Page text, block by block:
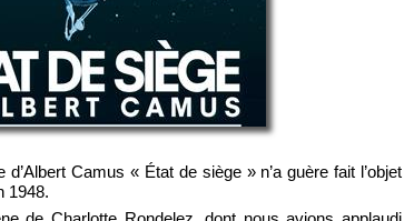
Camus « État de siège » n’a guère fait l’objet
1948.